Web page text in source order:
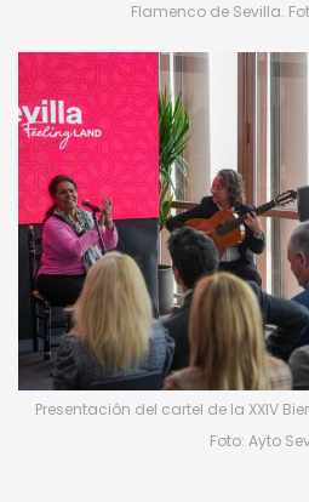
Flamenco de Sevilla.
Presentación del cartel de la XXIV
Foto: Ayto